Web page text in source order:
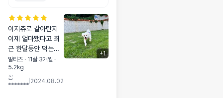
이지츄로 갈아탄지
이제 얼마됐다고 최
근 한달동안 먹는둥
마는둥 .. 이쁜 똥도
잘 안나오고해서사료
를 한번 바꿔 줘 봤더
말티즈 · 11살 3개월 ·
5.2kg
꼼
*******
2024.08.02
+1